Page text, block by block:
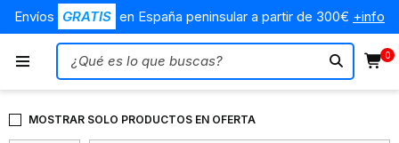
Envíos GRATIS en España peninsular a partir de 300€ +info
0
MOSTRAR SOLO PRODUCTOS EN OFERTA